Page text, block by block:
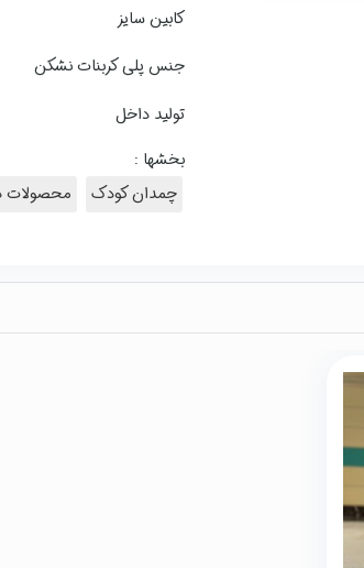
کابین سایز
جنس پلی کربنات نشکن
تولید داخل
بخشها :
چمدان کودک
محصولات